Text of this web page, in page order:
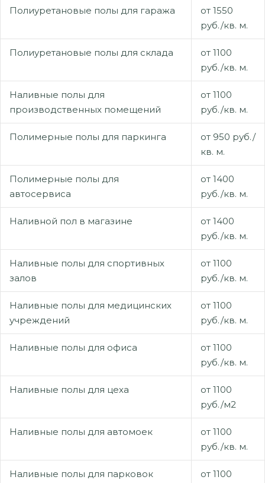
Полиуретановые полы для гаража
от 1550
руб./кв. м.
Полиуретановые полы для склада
от 1100
руб./кв. м.
Наливные полы для
производственных помещений
от 1100
руб./кв. м.
Полимерные полы для паркинга
от 950 руб./
кв. м.
Полимерные полы для
автосервиса
от 1400
руб./кв. м.
Наливной пол в магазине
от 1400
руб./кв. м.
Наливные полы для спортивных
залов
от 1100
руб./кв. м.
Наливные полы для медицинских
учреждений
от 1100
руб./кв. м.
Наливные полы для офиса
от 1100
руб./кв. м.
Наливные полы для цеха
от 1100
руб./м2
Наливные полы для автомоек
от 1100
руб./кв. м.
Наливные полы для парковок от 1100